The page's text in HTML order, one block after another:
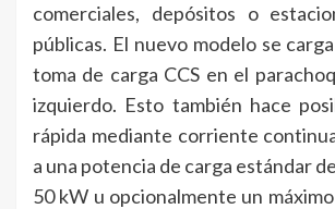
comerciales, depósitos o
públicas. El nuevo modelo se
toma de carga CCS en el
izquierdo. Esto también hace
rápida mediante corriente
a una potencia de carga estándar
50 kW u opcionalmente un